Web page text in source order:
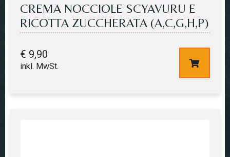
CREMA NOCCIOLE SCYAVURU E
RICOTTA ZUCCHERATA (A,C,G,H,P)
€ 9,90
inkl. MwSt.